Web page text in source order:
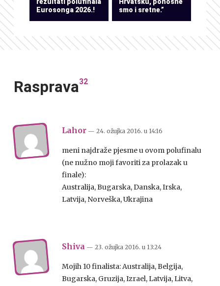
Eurosonga 2026.!
smo i sretne.”
Rasprava32
Lahor — 24. ožujka 2016. u 14:16
meni najdraže pjesme u ovom polufinalu
(ne nužno moji favoriti za prolazak u
finale):
Australija, Bugarska, Danska, Irska,
Latvija, Norveška, Ukrajina
Shiva — 23. ožujka 2016. u 13:24
Mojih 10 finalista: Australija, Belgija,
Bugarska, Gruzija, Izrael, Latvija, Litva,